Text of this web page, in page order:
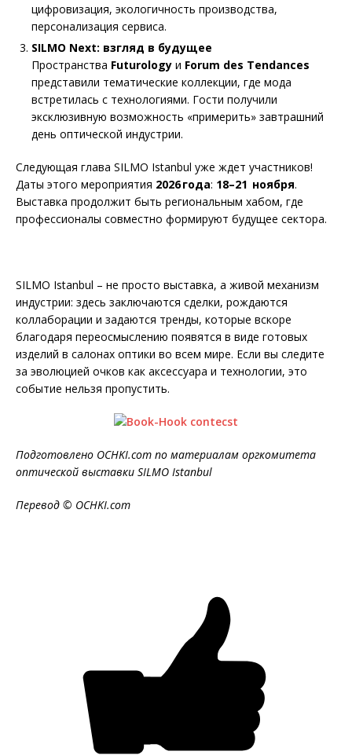
цифровизация, экологичность производства,
персонализация сервиса.
SILMO Next: взгляд в будущее
Пространства Futurology и Forum des Tendances
представили тематические коллекции, где мода
встретилась с технологиями. Гости получили
эксклюзивную возможность «примерить» завтрашний
день оптической индустрии.
Следующая глава SILMO Istanbul уже ждет участников!
Даты этого мероприятия 2026 года: 18–21 ноября.
Выставка продолжит быть региональным хабом, где
профессионалы совместно формируют будущее сектора.
SILMO Istanbul – не просто выставка, а живой механизм
индустрии: здесь заключаются сделки, рождаются
коллаборации и задаются тренды, которые вскоре
благодаря переосмыслению появятся в виде готовых
изделий в салонах оптики во всем мире. Если вы следите
за эволюцией очков как аксессуара и технологии, это
событие нельзя пропустить.
Подготовлено OCHKI.com по материалам оргкомитета
оптической выставки SILMO Istanbul
Перевод © OCHKI.com